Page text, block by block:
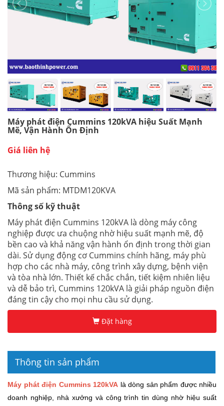
Máy phát điện Cummins 120kVA hiệu Suất Mạnh
Mẽ, Vận Hành Ổn Định
Giá liên hệ
Thương hiệu: Cummins
Mã sản phẩm: MTDM120KVA
Thông số kỹ thuật
Máy phát điện Cummins 120kVA là dòng máy công
nghiệp được ưa chuộng nhờ hiệu suất mạnh mẽ, độ
bền cao và khả năng vận hành ổn định trong thời gian
dài. Sử dụng động cơ Cummins chính hãng, máy phù
hợp cho các nhà máy, công trình xây dựng, bệnh viện
và tòa nhà lớn. Thiết kế chắc chắn, tiết kiệm nhiên liệu
và dễ bảo trì, Cummins 120kVA là giải pháp nguồn điện
đáng tin cậy cho mọi nhu cầu sử dụng.
Đặt hàng
Thông tin sản phẩm
Máy phát điện Cummins 120kVA là dòng sản phẩm được nhiều
doanh nghiệp, nhà xưởng và công trình tin dùng nhờ hiệu suất